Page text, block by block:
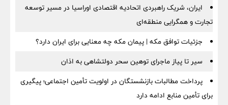
ایران، شریک راهبردی اتحادیه اقتصادی اوراسیا در مسیر توسعه
تجارت و همگرایی منطقه‌ای
جزئیات توافق مکه | پیمان مکه چه معنایی برای ایران دارد؟
سیر تا پیاز ماجرای توهین سحر دولتشاهی به اذان
پرداخت مطالبات بازنشستگان در اولویت تأمین اجتماعی؛ پیگیری
برای تأمین منابع ادامه دارد